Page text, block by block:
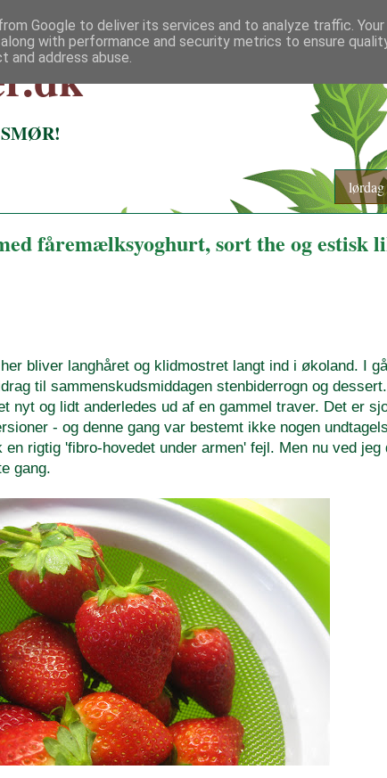
fåremælksyoghurt, sort the og estisk
bliver langhåret og klidmostret langt ind i økoland. I
til sammenskudsmiddagen stenbiderrogn og
nyt og lidt anderledes ud af en gammel traver. Det er
- og denne gang var bestemt ikke nogen
rigtig 'fibro-hovedet under armen' fejl. Men nu ved jeg
gang.
Google to deliver its services and to analyze traffic.
with performance and security metrics to ensure
address abuse.